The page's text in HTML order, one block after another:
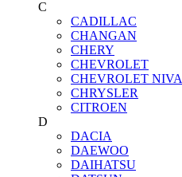
C
CADILLAC
CHANGAN
CHERY
CHEVROLET
CHEVROLET NIVA
CHRYSLER
CITROEN
D
DACIA
DAEWOO
DAIHATSU